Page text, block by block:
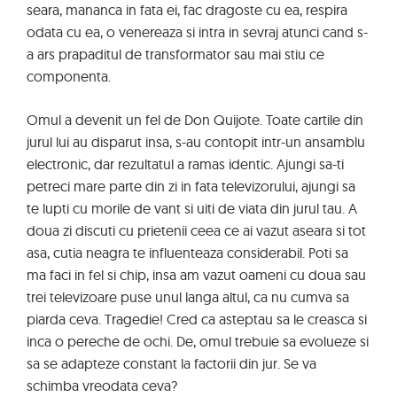
seara, mananca in fata ei, fac dragoste cu ea, respira
odata cu ea, o venereaza si intra in sevraj atunci cand s-
a ars prapaditul de transformator sau mai stiu ce
componenta.
Omul a devenit un fel de Don Quijote. Toate cartile din
jurul lui au disparut insa, s-au contopit intr-un ansamblu
electronic, dar rezultatul a ramas identic. Ajungi sa-ti
petreci mare parte din zi in fata televizorului, ajungi sa
te lupti cu morile de vant si uiti de viata din jurul tau. A
doua zi discuti cu prietenii ceea ce ai vazut aseara si tot
asa, cutia neagra te influenteaza considerabil. Poti sa
ma faci in fel si chip, insa am vazut oameni cu doua sau
trei televizoare puse unul langa altul, ca nu cumva sa
piarda ceva. Tragedie! Cred ca asteptau sa le creasca si
inca o pereche de ochi. De, omul trebuie sa evolueze si
sa se adapteze constant la factorii din jur. Se va
schimba vreodata ceva?